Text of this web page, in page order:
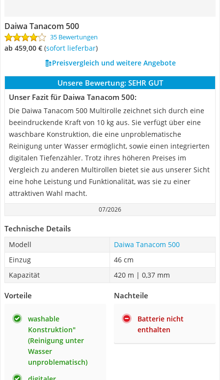
Daiwa Tanacom 500
35 Bewertungen
ab 459,00 € ( Sofort lieferbar)
Preisvergleich und weitere Angebote
Unsere Bewertung: SEHR GUT
Unser Fazit für Daiwa Tanacom 500:
Die Daiwa Tanacom 500 Multirolle zeichnet sich durch eine
beeindruckende Kraft von 10 kg aus. Sie verfügt über eine
waschbare Konstruktion, die eine unproblematische
Reinigung unter Wasser ermöglicht, sowie einen integrierten
digitalen Tiefenzähler. Trotz ihres höheren Preises im
Vergleich zu anderen Multirollen bietet sie aus unserer Sicht
eine hohe Leistung und Funktionalität, was sie zu einer
attraktiven Wahl macht.
07/2026
Technische Details
Modell
Daiwa Tanacom 500
Einzug
46 cm
Kapazität
420 m | 0,37 mm
Vorteile
washable
Konstruktion"
(Reinigung unter
Wasser
unproblematisch)
Nachteile
Batterie nicht
enthalten